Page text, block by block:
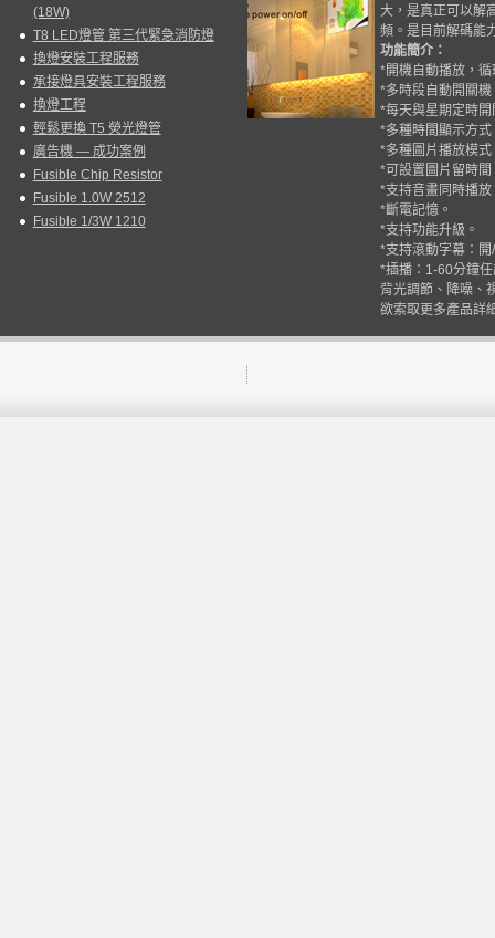
(18W)
T8 LED燈管 第三代緊急消防燈
換燈安裝工程服務
承接燈具安裝工程服務
換燈工程
輕鬆更換 T5 熒光燈管
廣告機 — 成功案例
Fusible Chip Resistor
Fusible 1.0W 2512
Fusible 1/3W 1210
大，是真正可以解
頻。是目前解碼能
功能簡介：
*開機自動播放，循
*多時段自動開關機
*每天與星期定時開
*多種時間顯示方式
*多種圖片播放模式
*可設置圖片留時間
*支持音畫同時播放
*斷電記憶。
*支持功能升級。
*支持滾動字幕：開/
*插播： 1-60分鐘
背光調節、降噪、
欲索取更多產品詳